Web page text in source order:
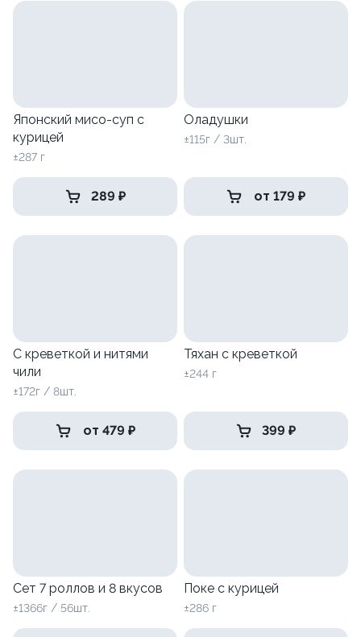
Японский мисо-суп с
курицей
±287 г
289 ₽
Оладушки
±115г / 3шт.
от 179 ₽
С креветкой и нитями
чили
±172г / 8шт.
от 479 ₽
Тяхан с креветкой
±244 г
399 ₽
Сет 7 роллов и 8 вкусов
±1366г / 56шт.
Поке с курицей
±286 г